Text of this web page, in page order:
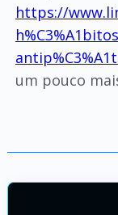
https://
um pouco